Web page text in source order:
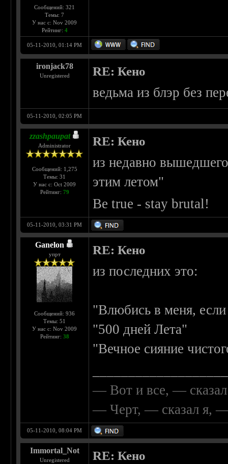
Сообщений: 321
Темы: 7
У нас с: Nov 2009
Рейтинг: 4
05-11-2010, 01:14 PM
ironjack78
Unregistered RE: Кено
ведьма из блэр без
05-11-2010, 02:05 PM
zzashpaupat
Administrator
Сообщений: 1,275
Темы: 31
У нас с: Oct 2009
Рейтинг: 79
RE: Кено
из недавно
этим летом"
Be true - stay brutal!
05-11-2010, 03:31 PM
Ganelon
упрт
Сообщений: 936
Темы: 51
У нас с: Nov 2009
Рейтинг: 38
RE: Кено
из последних это:
"Влюбись в меня,
"500 дней Лета"
"Вечное сияние
— Вот и все, —
— Черт, — сказал я, —
05-11-2010, 08:04 PM
Immortal_Not
Unregistered RE: Кено